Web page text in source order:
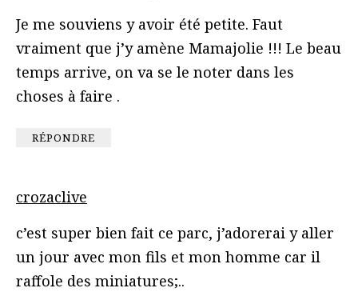
Je me souviens y avoir été petite. Faut
vraiment que j’y amène Mamajolie !!! Le beau
temps arrive, on va se le noter dans les
choses à faire .
RÉPONDRE
crozaclive
c’est super bien fait ce parc, j’adorerai y aller
un jour avec mon fils et mon homme car il
raffole des miniatures;..